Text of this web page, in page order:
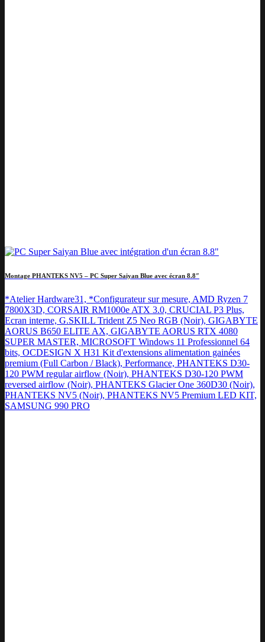
Montage PHANTEKS NV5 – PC Super Saiyan Blue avec écran 8.8″
*Atelier Hardware31, *Configurateur sur mesure, AMD Ryzen 7
7800X3D, CORSAIR RM1000e ATX 3.0, CRUCIAL P3 Plus,
Ecran interne, G.SKILL Trident Z5 Neo RGB (Noir), GIGABYTE
AORUS B650 ELITE AX, GIGABYTE AORUS RTX 4080
SUPER MASTER, MICROSOFT Windows 11 Professionnel 64
bits, OCDESIGN X H31 Kit d'extensions alimentation gainées
premium (Full Carbon / Black), Performance, PHANTEKS D30-
120 PWM regular airflow (Noir), PHANTEKS D30-120 PWM
reversed airflow (Noir), PHANTEKS Glacier One 360D30 (Noir),
PHANTEKS NV5 (Noir), PHANTEKS NV5 Premium LED KIT,
SAMSUNG 990 PRO